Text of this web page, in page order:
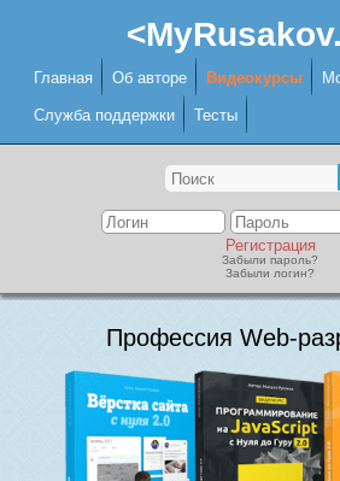
Главная Об авторе Видеокурсы
Служба поддержки Тесты
Регистрация
Забыли пароль?
Забыли логин?
Профессия Web-